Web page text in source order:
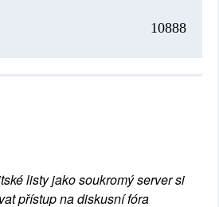
10888
listy jako soukromý server si
přístup na diskusní fóra